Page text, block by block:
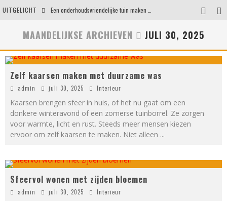
UITGELICHT
Eigentijdse en stijlvolle plafonnières voor iedere ruimte
Waar je op moet letten voordat je een woning koopt
MAANDELIJKSE ARCHIEVEN JULI 30, 2025
Zelf kaarsen maken met duurzame was
admin juli 30, 2025 Interieur
Kaarsen brengen sfeer in huis, of het nu gaat om een
donkere winteravond of een zomerse tuinborrel. Ze zorgen
voor warmte, licht en rust. Steeds meer mensen kiezen
ervoor om zelf kaarsen te maken. Niet alleen ...
Sfeervol wonen met zijden bloemen
admin juli 30, 2025 Interieur